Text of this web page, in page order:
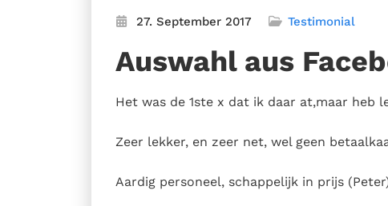
27. September 2017 Testimonial
Auswahl aus
Het was de 1ste x dat ik daar at,maar heb
Zeer lekker, en zeer net, wel geen
Aardig personeel, schappelijk in prijs